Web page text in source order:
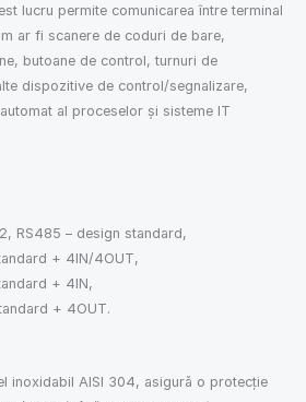
lucru permite comunicarea între terminal
ar fi scanere de coduri de bare,
butoane de control, turnuri de
dispozitive de control/segnalizare,
al proceselor și sisteme IT
RS485 – design standard,
+ 4IN/4OUT,
+ 4IN,
+ 4OUT.
inoxidabil AISI 304, asigură o protecție